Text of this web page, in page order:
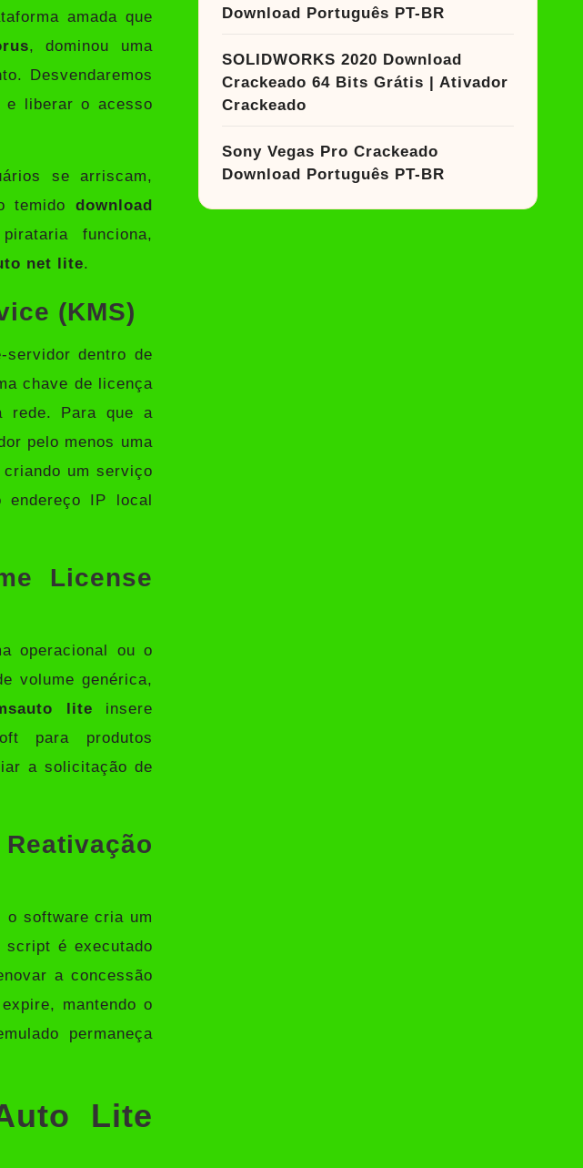
amada que
, dominou uma
Desvendaremos
e liberar o acesso
se arriscam,
temido download
funciona,
net lite.
(KMS)
dentro de
chave de licença
rede. Para que a
pelo menos uma
um serviço
endereço IP local
License
operacional ou o
volume genérica,
lite insere
para produtos
a solicitação de
o software cria um
script é executado
a concessão
mantendo o
permaneça
Lite
Download Português PT-BR
SOLIDWORKS 2020 Download
Crackeado 64 Bits Grátis | Ativador
Crackeado
Sony Vegas Pro Crackeado
Download Português PT-BR